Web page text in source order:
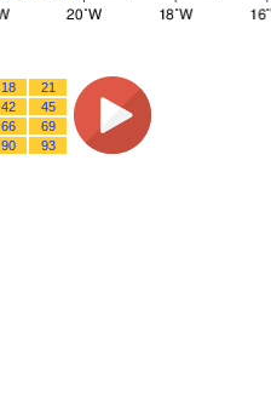
18
21
42
45
66
69
90 93